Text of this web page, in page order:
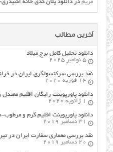
مریم دردانلود پلان کدی خانه
آخرین مطالب
دانلود تحلیل کامل برج میلاد
5 نوامبر 2025
نقد بررسی سرکنسولگری ایران در
14 فوریه 2020
دانلود پاورپوینت رایگان اقلیم
1 ژانویه 2020
دانلود پاورپوینت اقلیم گرم و
31 دسامبر 2019
نقد بررسی معماری سفارت ایران در
20 دسامبر 2019